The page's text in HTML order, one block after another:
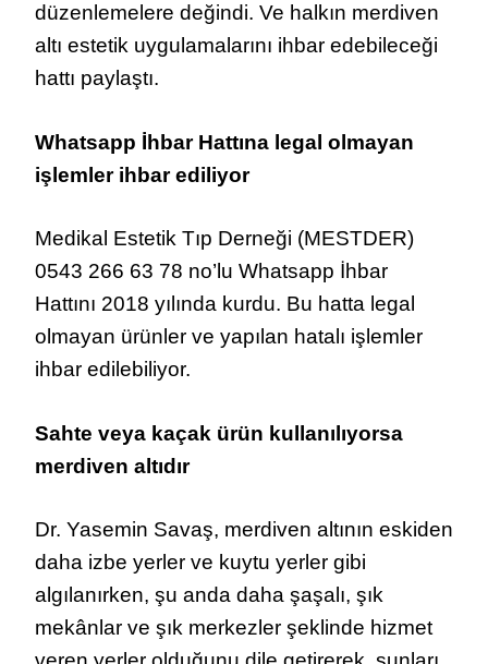
düzenlemelere değindi. Ve halkın merdiven
altı estetik uygulamalarını ihbar edebileceği
hattı paylaştı.
Whatsapp İhbar Hattına legal olmayan
işlemler ihbar ediliyor
Medikal Estetik Tıp Derneği (MESTDER)
0543 266 63 78 no’lu Whatsapp İhbar
Hattını 2018 yılında kurdu. Bu hatta legal
olmayan ürünler ve yapılan hatalı işlemler
ihbar edilebiliyor.
Sahte veya kaçak ürün kullanılıyorsa
merdiven altıdır
Dr. Yasemin Savaş, merdiven altının eskiden
daha izbe yerler ve kuytu yerler gibi
algılanırken, şu anda daha şaşalı, şık
mekânlar ve şık merkezler şeklinde hizmet